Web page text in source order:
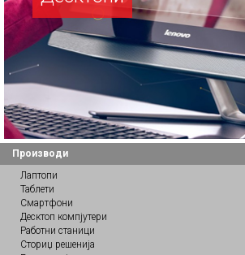
Производи
Лаптопи
Таблети
Смартфони
Десктоп компјутери
Работни станици
Сториџ решенија